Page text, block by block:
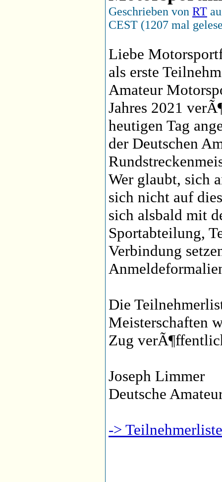
Geschrieben von RT
CEST (1207 mal
Liebe
als erste
Amateur
Jahres 2021
heutigen Tag
der Deutschen
Wer glaubt, sich
sich nicht auf
sich alsbald mit
Sportabteilung,
Verbindung
Die
Meisterschaften
Zug
Joseph Limmer
Deutsche
->